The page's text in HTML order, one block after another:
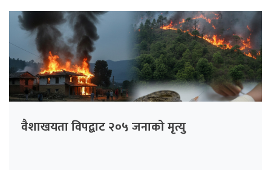
वैशाखयता विपद्बाट २०५ जनाको मृत्यु